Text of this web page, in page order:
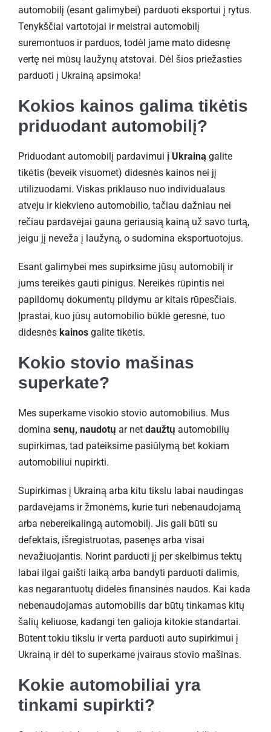
automobilį (esant galimybei) parduoti eksportui į rytus.
Tenykščiai vartotojai ir meistrai automobilį
suremontuos ir parduos, todėl jame mato didesnę
vertę nei mūsų laužynų atstovai. Dėl šios priežasties
parduoti į Ukrainą apsimoka!
Kokios kainos galima tikėtis
priduodant automobilį?
Priduodant automobilį pardavimui į Ukrainą galite
tikėtis (beveik visuomet) didesnės kainos nei jį
utilizuodami. Viskas priklauso nuo individualaus
atveju ir kiekvieno automobilio, tačiau dažniau nei
rečiau pardavėjai gauna geriausią kainą už savo turtą,
jeigu jį neveža į laužyną, o sudomina eksportuotojus.
Esant galimybei mes supirksime jūsų automobilį ir
jums tereikės gauti pinigus. Nereikės rūpintis nei
papildomų dokumentų pildymu ar kitais rūpesčiais.
Įprastai, kuo jūsų automobilio būklė geresnė, tuo
didesnės kainos galite tikėtis.
Kokio stovio mašinas
superkate?
Mes superkame visokio stovio automobilius. Mus
domina senų, naudotų ar net daužtų automobilių
supirkimas, tad pateiksime pasiūlymą bet kokiam
automobiliui nupirkti.
Supirkimas į Ukrainą arba kitu tikslu labai naudingas
pardavėjams ir žmonėms, kurie turi nebenaudojamą
arba nebereikalingą automobilį. Jis gali būti su
defektais, išregistruotas, pasenęs arba visai
nevažiuojantis. Norint parduoti jį per skelbimus tektų
labai ilgai gaišti laiką arba bandyti parduoti dalimis,
kas negarantuotų didelės finansinės naudos. Kai kada
nebenaudojamas automobilis dar būtų tinkamas kitų
šalių keliuose, kadangi ten galioja kitokie standartai.
Būtent tokiu tikslu ir verta parduoti auto supirkimui į
Ukrainą ir dėl to superkame įvairaus stovio mašinas.
Kokie automobiliai yra
tinkami supirkti?